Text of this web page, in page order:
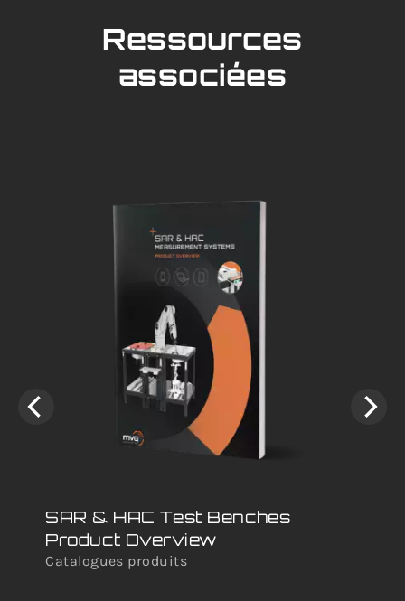
Ressources
associées
SAR & HAC Test Benches
Product Overview
Catalogues produits